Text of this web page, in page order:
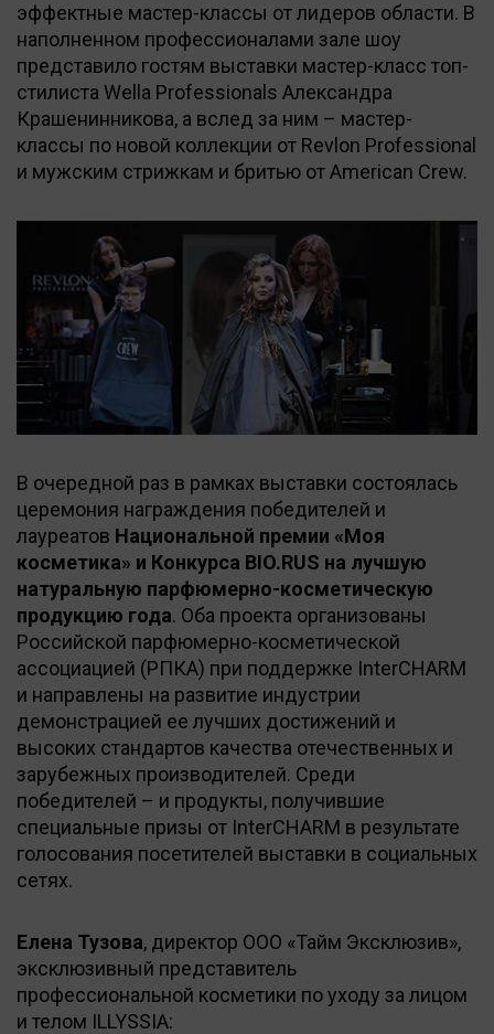
эффектные мастер-классы от лидеров области. В
наполненном профессионалами зале шоу
представило гостям выставки мастер-класс топ-
стилиста Wella Professionals Александра
Крашенинникова, а вслед за ним – мастер-
классы по новой коллекции от Revlon Professional
и мужским стрижкам и бритью от American Crew.
В очередной раз в рамках выставки состоялась
церемония награждения победителей и
лауреатов Национальной премии «Моя
косметика» и Конкурса BIO.RUS на лучшую
натуральную парфюмерно-косметическую
продукцию года. Оба проекта организованы
Российской парфюмерно-косметической
ассоциацией (РПКА) при поддержке InterCHARM
и направлены на развитие индустрии
демонстрацией ее лучших достижений и
высоких стандартов качества отечественных и
зарубежных производителей. Среди
победителей – и продукты, получившие
специальные призы от InterCHARM в результате
голосования посетителей выставки в социальных
сетях.
Елена Тузова, директор ООО «Тайм Эксклюзив»,
эксклюзивный представитель
профессиональной косметики по уходу за лицом
и телом ILLYSSIA: